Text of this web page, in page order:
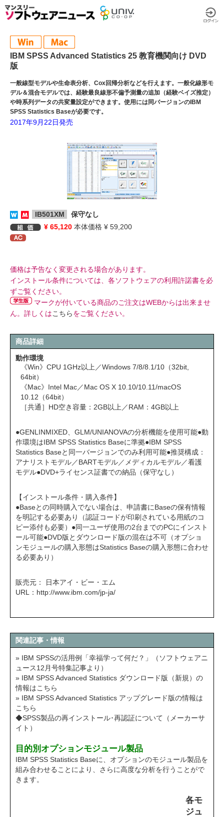
IBM SPSS Advanced Statistics 25 教育機関向け DVD
版
一般線型モデルや生命表分析、Cox回帰分析などを行えます。一般化線形モ
デル＆混合モデルでは、経験最良線形不偏予測量の追加（経験ベイズ推定）
や時系列データの共変量設定ができます。使用には同バージョンのIBM
SPSS Statistics Baseが必要です。
2017年9月22日発売
IB501XM
保守なし
¥ 65,120 本体価格 ¥ 59,200
価格は予告なく変更される場合があります。
インストール条件については、各ソフトウェアの利用許諾書を必
ずご覧ください。
マークが付いている商品のご注文はWEBからは出来ませ
ん。詳しくはこちらをご覧ください。
商品詳細
動作環境
《Win》CPU 1GHz以上／Windows 7/8/8.1/10（32bit,
64bit）
《Mac》Intel Mac／Mac OS X 10.10/10.11/macOS
10.12（64bit）
［共通］HD空き容量：2GB以上／RAM：4GB以上
●GENLINMIXED、GLM/UNIANOVAの分析機能を使用可能●動
作環境はIBM SPSS Statistics Baseに準拠●IBM SPSS
Statistics Baseと同一バージョンでのみ利用可能●推奨構成：
アナリストモデル／BARTモデル／メディカルモデル／看護
モデル●DVD+ライセンス証書での納品（保守なし）
【インストール条件・購入条件】
●Baseとの同時購入でない場合は、申請書にBaseの保有情報
を明記する必要あり（認証コードが印刷されている用紙のコ
ピー添付も必要）●同一ユーザ使用の2台までのPCにインスト
ール可能●DVD版とダウンロード版の混在は不可（オプショ
ンモジュールの購入形態はStatistics Baseの購入形態に合わせ
る必要あり）
販売元： 日本アイ・ビー・エム
URL： http://www.ibm.com/jp-ja/
関連記事・情報
» IBM SPSSの活用例「幸福学って何だ？」（ソフトウェアニ
ュース12月号特集記事より）
» IBM SPSS Advanced Statistics ダウンロード版（新規）の
情報はこちら
» IBM SPSS Advanced Statistics アップグレード版の情報は
こちら
◆SPSS製品の再インストール･再認証について（メーカーサ
イト）
目的別オプションモジュール製品
IBM SPSS Statistics Baseに、オプションのモジュール製品を
組み合わせることにより、さらに高度な分析を行うことがで
きます。
各モ
ジュ